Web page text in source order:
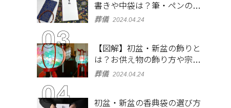
書きや中袋は？筆・ペンのマ
ナーとよくあるQ&A集
葬儀 2024.04.24
【図解】初盆・新盆の飾りと
は？お供え物の飾り方や宗派
ごとの違いを解説！
葬儀 2024.04.24
初盆・新盆の香典袋の選び方